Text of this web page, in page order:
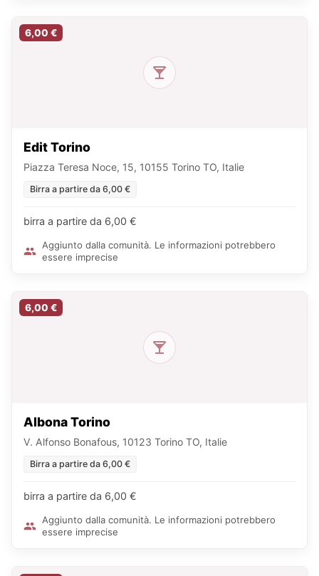
6,00 €
Edit Torino
Piazza Teresa Noce, 15, 10155 Torino TO, Italie
Birra a partire da 6,00 €
birra a partire da 6,00 €
Aggiunto dalla comunità. Le informazioni potrebbero
essere imprecise
6,00 €
Albona Torino
V. Alfonso Bonafous, 10123 Torino TO, Italie
Birra a partire da 6,00 €
birra a partire da 6,00 €
Aggiunto dalla comunità. Le informazioni potrebbero
essere imprecise